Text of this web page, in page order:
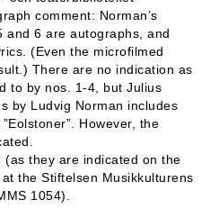
comment: Norman’s
and 6 are autographs, and
(Even the microfilmed
There are no indication as
to by nos. 1-4, but Julius
by Ludvig Norman includes
However, the
they are indicated on the
the Stiftelsen Musikkulturens
1054).